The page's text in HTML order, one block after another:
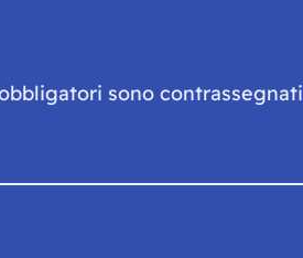
sono contrassegnati